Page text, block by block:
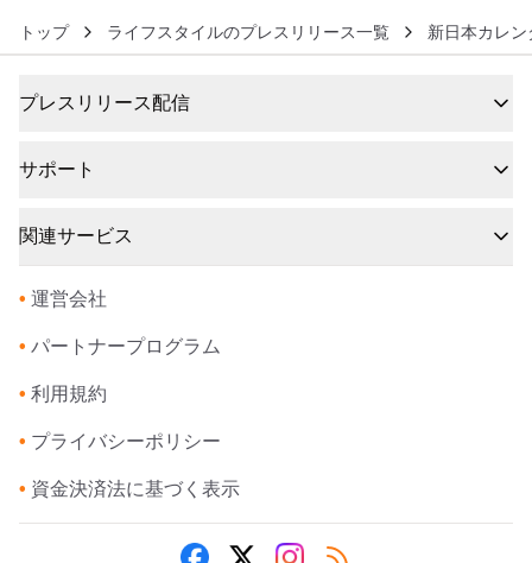
トップ ライフスタイルのプレスリリース一覧 新日本カレ
プレスリリース配信
サポート
関連サービス
• 運営会社
• パートナープログラム
• 利用規約
• プライバシーポリシー
• 資金決済法に基づく表示